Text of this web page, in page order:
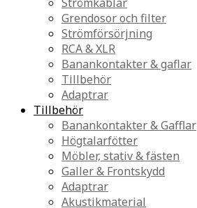
Grendosor och filter
Strömförsörjning
RCA & XLR
Banankontakter & gaflar
Tillbehör
Adaptrar
Tillbehör
Banankontakter & Gafflar
Högtalarfötter
Möbler, stativ & fästen
Galler & Frontskydd
Adaptrar
Akustikmaterial